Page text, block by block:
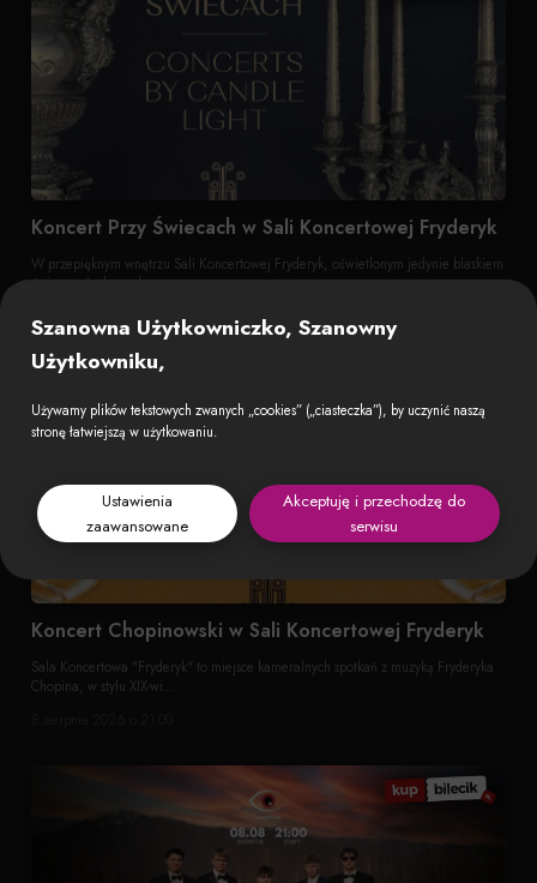
Koncert Przy Świecach w Sali Koncertowej Fryderyk
W przepięknym wnętrzu Sali Koncertowej Fryderyk, oświetlonym jedynie blaskiem
świec posłuchamy kompo...
8 sierpnia 2026 o 21:00
Koncert Chopinowski w Sali Koncertowej Fryderyk
Sala Koncertowa "Fryderyk" to miejsce kameralnych spotkań z muzyką Fryderyka
Chopina, w stylu XIX-wi...
Szanowna Użytkowniczko, Szanowny
Użytkowniku,
Używamy plików tekstowych zwanych „cookies” („ciasteczka”), by uczynić naszą
stronę łatwiejszą w użytkowaniu.
Ustawienia
zaawansowane
Akceptuję i przechodzę do
serwisu